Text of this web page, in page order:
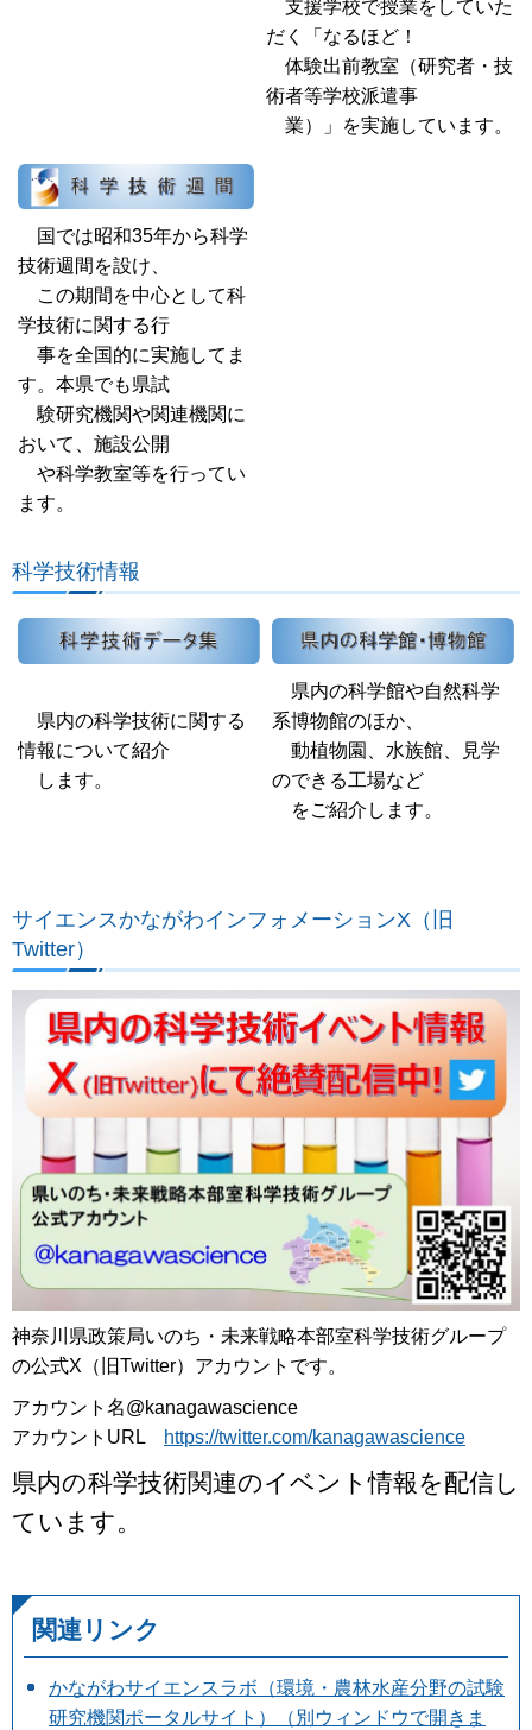
支援学校で授業をしていた
だく「なるほど！
体験出前教室（研究者・技
術者等学校派遣事
業）」を実施しています。
国では昭和35年から科学
技術週間を設け、
この期間を中心として科
学技術に関する行
事を全国的に実施してま
す。本県でも県試
験研究機関や関連機関に
おいて、施設公開
や科学教室等を行ってい
ます。
科学技術情報
県内の科学技術に関する
情報について紹介
します。
県内の科学館や自然科学
系博物館のほか、
動植物園、水族館、見学
のできる工場など
をご紹介します。
サイエンスかながわインフォメーションX（旧
Twitter）
神奈川県政策局いのち・未来戦略本部室科学技術グループ
の公式X（旧Twitter）アカウントです。
アカウント名@kanagawascience
アカウントURL
https://twitter.com/kanagawascience
県内の科学技術関連のイベント情報を配信し
ています。
関連リンク
かながわサイエンスラボ（環境・農林水産分野の試験
研究機関ポータルサイト）（別ウィンドウで開きま